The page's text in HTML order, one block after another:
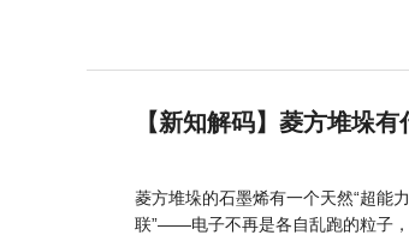
【新知解码】菱方堆垛有
菱方堆垛的石墨烯有一个天然“超能
联”——电子不再是各自乱跑的粒子，